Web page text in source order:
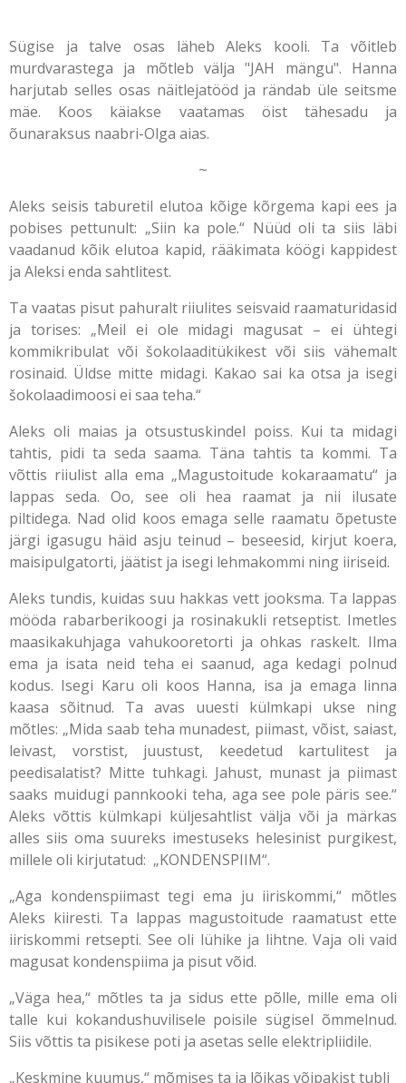
Sügise ja talve osas läheb Aleks kooli. Ta võitleb
murdvarastega ja mõtleb välja "JAH mängu". Hanna
harjutab selles osas näitlejatööd ja rändab üle seitsme
mäe. Koos käiakse vaatamas öist tähesadu ja
õunaraksus naabri-Olga aias.
~
Aleks seisis taburetil elutoa kõige kõrgema kapi ees ja
pobises pettunult: „Siin ka pole.“ Nüüd oli ta siis läbi
vaadanud kõik elutoa kapid, rääkimata köögi kappidest
ja Aleksi enda sahtlitest.
Ta vaatas pisut pahuralt riiulites seisvaid raamaturidasid
ja torises: „Meil ei ole midagi magusat – ei ühtegi
kommikribulat või šokolaaditükikest või siis vähemalt
rosinaid. Üldse mitte midagi. Kakao sai ka otsa ja isegi
šokolaadimoosi ei saa teha.“
Aleks oli maias ja otsustuskindel poiss. Kui ta midagi
tahtis, pidi ta seda saama. Täna tahtis ta kommi. Ta
võttis riiulist alla ema „Magustoitude kokaraamatu“ ja
lappas seda. Oo, see oli hea raamat ja nii ilusate
piltidega. Nad olid koos emaga selle raamatu õpetuste
järgi igasugu häid asju teinud – beseesid, kirjut koera,
maisipulgatorti, jäätist ja isegi lehmakommi ning iiriseid.
Aleks tundis, kuidas suu hakkas vett jooksma. Ta lappas
mööda rabarberikoogi ja rosinakukli retseptist. Imetles
maasikakuhjaga vahukooretorti ja ohkas raskelt. Ilma
ema ja isata neid teha ei saanud, aga kedagi polnud
kodus. Isegi Karu oli koos Hanna, isa ja emaga linna
kaasa sõitnud. Ta avas uuesti külmkapi ukse ning
mõtles: „Mida saab teha munadest, piimast, võist, saiast,
leivast, vorstist, juustust, keedetud kartulitest ja
peedisalatist? Mitte tuhkagi. Jahust, munast ja piimast
saaks muidugi pannkooki teha, aga see pole päris see.“
Aleks võttis külmkapi küljesahtlist välja või ja märkas
alles siis oma suureks imestuseks helesinist purgikest,
millele oli kirjutatud: „KONDENSPIIM“.
„Aga kondenspiimast tegi ema ju iiriskommi,“ mõtles
Aleks kiiresti. Ta lappas magustoitude raamatust ette
iiriskommi retsepti. See oli lühike ja lihtne. Vaja oli vaid
magusat kondenspiima ja pisut võid.
„Väga hea,“ mõtles ta ja sidus ette põlle, mille ema oli
talle kui kokandushuvilisele poisile sügisel õmmelnud.
Siis võttis ta pisikese poti ja asetas selle elektripliidile.
„Keskmine kuumus,“ mõmises ta ja lõikas võipakist tubli